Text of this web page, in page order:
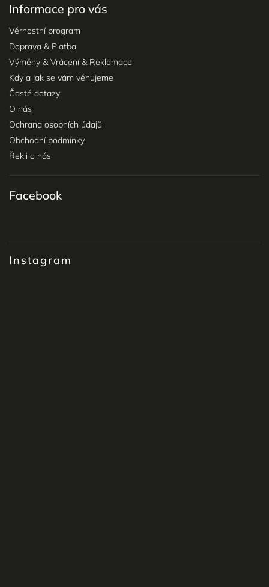
Informace pro vás
Věrnostní program
Doprava & Platba
Výměny & Vrácení & Reklamace
Kdy a jak se vám věnujeme
Časté dotazy
O nás
Ochrana osobních údajů
Obchodní podmínky
Řekli o nás
Instagram
Facebook